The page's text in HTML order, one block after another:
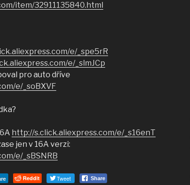
item/32911135840.html
e/_spe5rR
e/_slmJCp
pro auto dříve
e/_soBXVF
http://s.click.aliexpress.com/e/_s16enT
jen v 16A verzi:
e/_sBSNRB
Reddit Tweet Share